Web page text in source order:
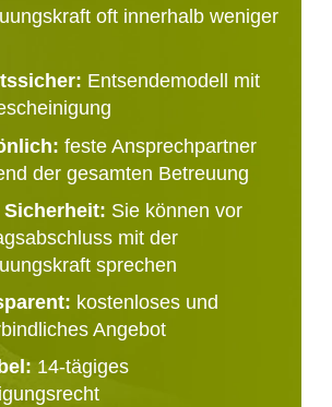
oft innerhalb weniger
Entsendemodell mit
feste Ansprechpartner
der gesamten Betreuung
Sicherheit: Sie können vor
mit der
sprechen
kostenloses und
Angebot
14-tägiges